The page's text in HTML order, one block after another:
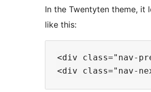
In the Twentyten theme, it
like this:
<div class="nav-